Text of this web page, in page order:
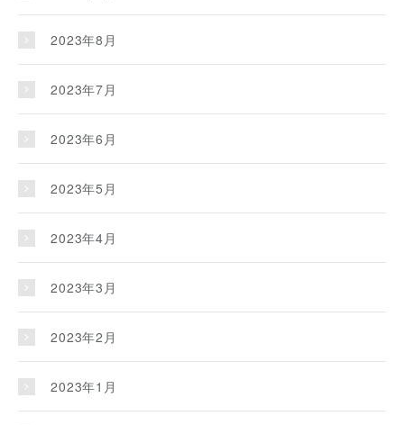
2023年8月
2023年7月
2023年6月
2023年5月
2023年4月
2023年3月
2023年2月
2023年1月